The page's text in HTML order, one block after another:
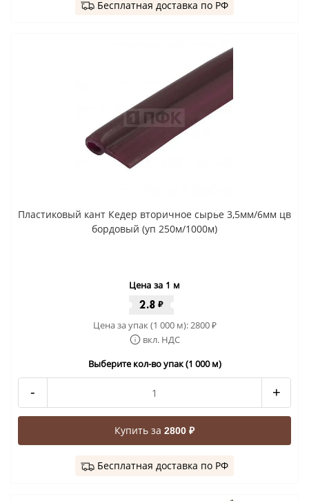
Бесплатная доставка по РФ
Пластиковый кант Кедер вторичное сырье 3,5мм/6мм цв
бордовый (уп 250м/1000м)
Цена за 1 м
2.8 ₽
Цена за упак (1 000 м):2800₽
вкл. НДС
Выберите кол-во упак (1 000 м)
- +
Купить за 2800 ₽
Бесплатная доставка по РФ